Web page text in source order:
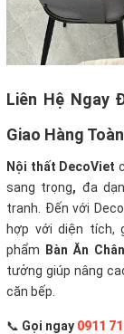
Liên Hệ Ngay
Giao Hàng
Nội thất DecoViet
sang trọng, đa
tranh. Đến với
hợp với diện tích,
phẩm
Bàn Ăn
tưởng giúp nâng
căn bếp.
📞 Gọi ngay 0911